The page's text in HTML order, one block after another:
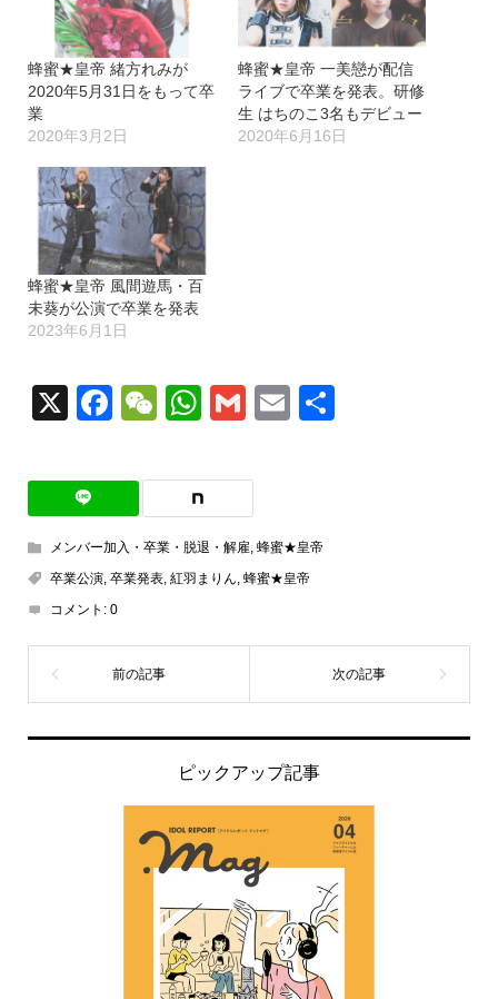
中…
蜂蜜★皇帝 緒方れみが
2020年5月31日をもって卒
業
2020年3月2日
蜂蜜★皇帝 一美戀が配信
ライブで卒業を発表。研修
生 はちのこ3名もデビュー
2020年6月16日
蜂蜜★皇帝 風間遊馬・百
未葵が公演で卒業を発表
2023年6月1日
X Facebook
WeChat
WhatsApp
GmailEmail
メンバー加入・卒業・脱退・解雇, 蜂蜜★皇帝
卒業公演, 卒業発表, 紅羽まりん 蜂蜜★皇帝
コメント: 0
ピックアップ記事